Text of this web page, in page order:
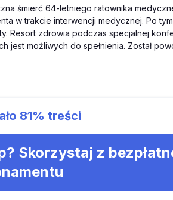
śmierć 64-letniego ratownika
w trakcie interwencji medycznej. Po
Resort zdrowia podczas specjalnej
jest możliwych do spełnienia. Został
81% treści
Skorzystaj z